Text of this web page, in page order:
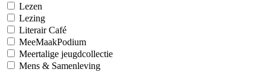
Lezen
Lezing
Literair Café
MeeMaakPodium
Meertalige jeugdcollectie
Mens & Samenleving